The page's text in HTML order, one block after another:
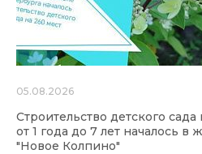
05.08.2026
Строительство детского
от 1 года до 7 лет началось в
"Новое Колпино"